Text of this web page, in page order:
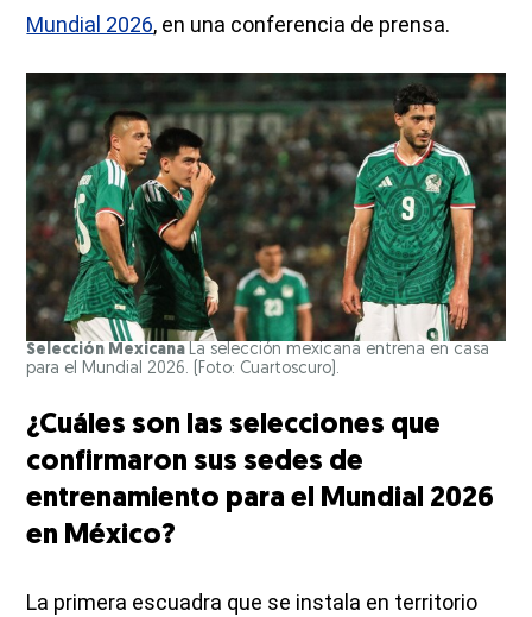
Mundial 2026, en una conferencia de prensa.
Selección Mexicana La selección mexicana entrena en casa
para el Mundial 2026. (Foto: Cuartoscuro).
¿Cuáles son las selecciones que
confirmaron sus sedes de
entrenamiento para el Mundial 2026
en México?
La primera escuadra que se instala en territorio